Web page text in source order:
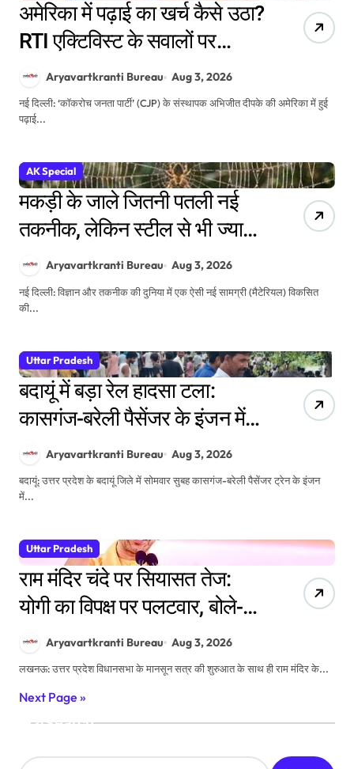
अमेरिका में पढ़ाई का खर्च कैसे उठा?
RTI एक्टिविस्ट के सवालों पर
अभिजीत डिपके का जवाब, सरकार
को भी दी चेतावनी
Aryavartkranti Bureau Aug 3, 2026
नई दिल्ली: ‘कॉकरोच जनता पार्टी’ (CJP) के संस्थापक अभिजीत दीपके की अमेरिका में हुई
पढ़ाई...
AK Special
मकड़ी के जाले जितनी पतली नई
तकनीक, लेकिन स्टील से भी ज्यादा
मजबूत! वैज्ञानिकों की खोज ने बढ़ाई
उम्मीदें
Aryavartkranti Bureau Aug 3, 2026
नई दिल्ली: विज्ञान और तकनीक की दुनिया में एक ऐसी नई सामग्री (मैटेरियल) विकसित
की...
Uttar Pradesh
बदायूं में बड़ा रेल हादसा टला:
कासगंज-बरेली पैसेंजर के इंजन में
लगी आग, यात्रियों में मची अफरा-
तफरी
Aryavartkranti Bureau Aug 3, 2026
बदायूं: उत्तर प्रदेश के बदायूं जिले में सोमवार सुबह कासगंज-बरेली पैसेंजर ट्रेन के इंजन
में...
Uttar Pradesh
राम मंदिर चंदे पर सियासत तेज:
योगी का विपक्ष पर पलटवार, बोले-
पहले मंदिर का विरोध किया, अब दान
पर सवाल उठा रहे हैं
Aryavartkranti Bureau Aug 3, 2026
लखनऊ: उत्तर प्रदेश विधानसभा के मानसून सत्र की शुरुआत के साथ ही राम मंदिर के...
Next Page »
Search